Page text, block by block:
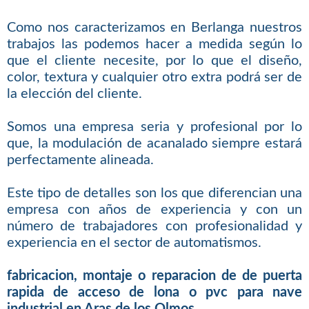
Como nos caracterizamos en Berlanga nuestros
trabajos las podemos hacer a medida según lo
que el cliente necesite, por lo que el diseño,
color, textura y cualquier otro extra podrá ser de
la elección del cliente.
Somos una empresa seria y profesional por lo
que, la modulación de acanalado siempre estará
perfectamente alineada.
Este tipo de detalles son los que diferencian una
empresa con años de experiencia y con un
número de trabajadores con profesionalidad y
experiencia en el sector de automatismos.
fabricacion, montaje o reparacion de de puerta
rapida de acceso de lona o pvc para nave